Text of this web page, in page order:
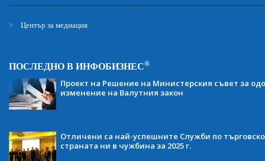
Център за медиация
ПОСЛЕДНО В ИНФОБИЗНЕС®
Проект на Решение на Министерския съвет за
изменение на Валутния закон
Отличени са най-успешните Служби по
страната ни в чужбина за 2025 г.